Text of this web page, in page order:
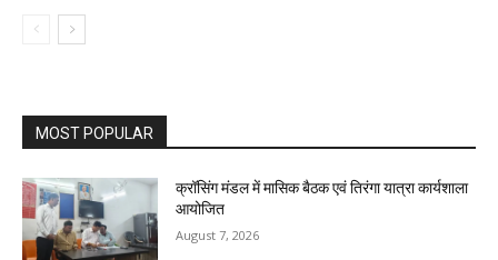
MOST POPULAR
क्रॉसिंग मंडल में मासिक बैठक एवं तिरंगा यात्रा कार्यशाला
आयोजित
August 7, 2026